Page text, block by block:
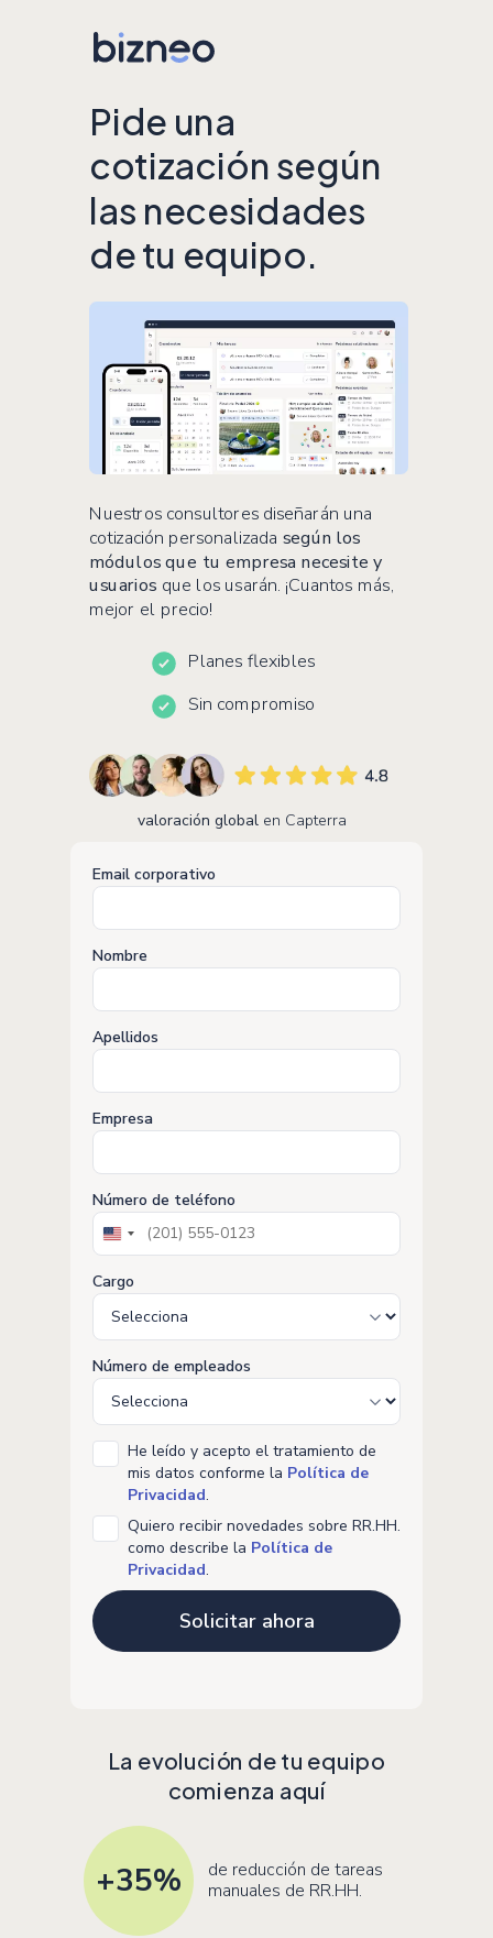
Pide una
cotización según
las necesidades
de tu equipo.
Nuestros consultores diseñarán una
cotización personalizada según los
módulos que tu empresa necesite y
usuarios que los usarán. ¡Cuantos más,
mejor el precio!
de reducción de tareas
manuales de RR.HH.
valoración globalen Capterra
+35%
La evolución de tu equipo
comienza aquí
Planes flexibles
Sin compromiso
Email corporativo
Nombre
Apellidos
Empresa
Número de teléfono
United
States
+1
Cargo
Número de empleados
Quiero recibir novedades sobre RR.HH.
como describe la Política de
Privacidad.
He leído y acepto el tratamiento de
mis datos conforme la Política de
Privacidad.